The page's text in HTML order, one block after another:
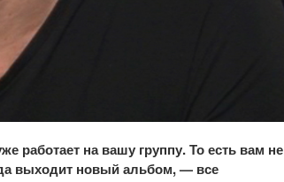
работает на вашу группу. То есть вам не
выходит новый альбом, — все